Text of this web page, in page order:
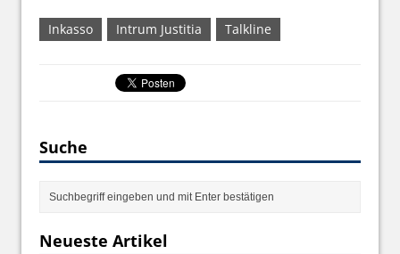
Inkasso Intrum Justitia Talkline
Suche
Neueste Artikel